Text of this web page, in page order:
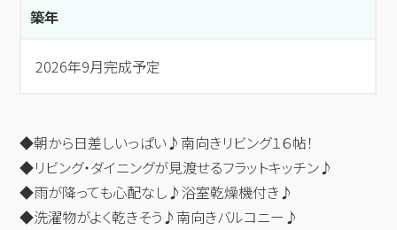
築年
2026年9月完成予定
◆朝から日差しいっぱい♪南向きリビング１６帖！
◆リビング・ダイニングが見渡せるフラットキッチン♪
◆雨が降っても心配なし♪浴室乾燥機付き♪
◆洗濯物がよく乾きそう♪南向きバルコニー♪